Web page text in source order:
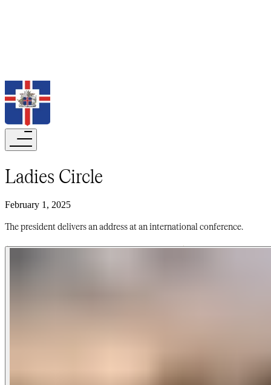
Ladies Circle​​​​‌ ‍ ​‍​‍‌‍ ‌ ​‍‌‍‍‌‌‍‌ ‌‍‍‌‌‍ ‍​‍​‍​ ‍‍​‍​‍‌ ​ ‌‍​‌‌‍ ‍‌‍‍‌‌ ‌​‌ ‍‌​‍ ‍‌‍‍‌‌‍ ​‍​‍​‍ ​​‍​‍‌‍‍​‌ ​‍‌‍‌‌‌‍‌‍​‍​‍​ ‍‍​‍​‍‌‍‍​‌ ‌​‌ ‌​‌ ​​‌ ​ ​‍ ​‍ ‌‍‌‍‌‍ ‌ ​‍‌ ​ ‌‍‌‌‌ ‌​‌‍‍‌​‍ ‌‌‍‍‌‌ ​ ‌‍ ​‌‍​‌‌‍ ‍‌‍‌​‌ ​ ​‍ ‍‌ ‌‍‌‍‌‌‌ ​‍‌‍​ ‌‍‌‌‌‍ ​​‍ ‍‌‍​‌‌ ​​‌ ​​​‍ ‌ ​ ‌ ‌​‌ ‌‌‌‍‌​‌‍‍‌‌‍ ​‍ ‌‍‍‌‌‍ ‍‌ ‌​‌‍‌‌‌‍ ‍‌ ‌​​‍ ‌‍‌‌‌‍‌​‌‍‍‌‌ ‌​​‍ ‌‍ ‌‌‍ ‌‍‌​‌‍‌‌​ ‌‌ ​​‌ ​‍‌‍‌‌‌ ​ ‌‍‌‌‌‍ ‍‌ ‌​‌‍​‌‌ ‌​‌‍‍‌‌‍ ‌‍ ‍​ ‍ ‌‍‍‌‌‍‌​​ ‌​ ‌‍​ ‍‌​ ‍​​ ​‍​ ​ ​ ‌‌​ ‍​​ ‌​​‍ ‌‌‍​‍​ ‌‌​ ‌​​ ‌ ​‍ ‌​ ‌​‌‍​‌‌‍​‍​ ‍‌​‍ ‌‌‍​‌​ ‍‌​ ‍​​ ‍​​‍ ‌‌‍​‍​ ‌‍​ ​‌​ ​‍​ ‌‍​ ‍​​ ‍​‌‍‌‌​ ​ ​ ​‍‌‍​‌‌‍‌‍​ ‍ ‌ ‌​‌ ‍‌‌ ​​‌‍‌‌​ ‌‌‍ ‍‌‍‌‌‌ ‌ ‌ ​ ​ ‍ ‌ ​​‌‍​‌‌ ‌​‌‍‍​​ ‌‌ ‌​‌‍‍‌‌ ‌​‌‍ ​‌‍‌‌​ ‌‍​‍‌‍​‌‌ ​ ‌‍‌‌‌‌‌‌‌ ​‍‌‍ ​​ ‌‌‍‍​‌ ‌​‌ ‌​‌ ​​‌ ​ ​‍‌‌​ ​‍‌​‌‍​‍‌‌​ ​‍‌​‌‍‌‍‌‍‌‍ ‌ ​‍‌ ​ ‌‍‌‌‌ ‌​‌‍‍‌​‍ ‌‌‍‍‌‌ ​ ‌‍ ​‌‍​‌‌‍ ‍‌‍‌​‌ ​ ​‍ ‍‌ ‌‍‌‍‌‌‌ ​‍‌‍​ ‌‍‌‌‌‍ ​​‍ ‍‌‍​‌‌ ​​‌ ​​​‍‌‌​ ​‍‌​‌‍‌ ​ ‌ ‌​‌ ‌‌‌‍‌​‌‍‍‌‌‍ ​‍‌‍‌‍‍‌‌‍‌​​ ‌​ ‌‍​ ‍‌​ ‍​​ ​‍​ ​ ​ ‌‌​ ‍​​ ‌​​‍ ‌‌‍​‍​ ‌‌​ ‌​​ ‌ ​‍ ‌​ ‌​‌‍​‌‌‍​‍​ ‍‌​‍ ‌‌‍​‌​ ‍‌​ ‍​​ ‍​​‍ ‌‌‍​‍​ ‌‍​ ​‌​ ​‍​ ‌‍​ ‍​​ ‍​‌‍‌‌​ ​ ​ ​‍‌‍​‌‌‍‌‍​‍‌‍‌ ‌​‌ ‍‌‌ ​​‌‍‌‌​ ‌‌‍ ‍‌‍‌‌‌ ‌ ‌ ​ ​‍‌‍‌ ​​‌‍​‌‌ ‌​‌‍‍​​ ‌‌ ‌​‌‍‍‌‌ ‌​‌‍ ​‌‍‌‌​‍‌‍‌ ​​‌‍‌‌‌ ​‍‌ ​ ‌ ​​‌‍‌‌‌‍​ ‌ ‌​‌‍‍‌‌ ‌‍‌‍‌‌​ ‌‌ ​​‌ ‌‌‌‍​‍‌‍ ​‌‍‍‌‌ ​ ‌‍‍​‌‍‌‌‌‍‌​​‍​‍‌ ‌
February 1, 2025
The president delivers an address at an international conference.​​​​‌ ‍ ​‍​‍‌‍ ‌ ​‍‌‍‍‌‌‍‌ ‌‍‍‌‌‍ ‍​‍​‍​ ‍‍​‍​‍‌ ​ ‌‍​‌‌‍ ‍‌‍‍‌‌ ‌​‌ ‍‌​‍ ‍‌‍‍‌‌‍ ​‍​‍​‍ ​​‍​‍‌‍‍​‌ ​‍‌‍‌‌‌‍‌‍​‍​‍​ ‍‍​‍​‍‌‍‍​‌ ‌​‌ ‌​‌ ​​‌ ​ ​‍ ​‍ ‌‍‌‍‌‍ ‌ ​‍‌ ​ ‌‍‌‌‌ ‌​‌‍‍‌​‍ ‌‌‍‍‌‌ ​ ‌‍ ​‌‍​‌‌‍ ‍‌‍‌​‌ ​ ​‍ ‍‌ ‌‍‌‍‌‌‌ ​‍‌‍​ ‌‍‌‌‌‍ ​​‍ ‍‌‍​‌‌ ​​‌ ​​​‍ ‌ ​ ‌ ‌​‌ ‌‌‌‍‌​‌‍‍‌‌‍ ​‍ ‌‍‍‌‌‍ ‍‌ ‌​‌‍‌‌‌‍ ‍‌ ‌​​‍ ‌‍‌‌‌‍‌​‌‍‍‌‌ ‌​​‍ ‌‍ ‌‌‍ ‌‍‌​‌‍‌‌​ ‌‌ ​​‌ ​‍‌‍‌‌‌ ​ ‌‍‌‌‌‍ ‍‌ ‌​‌‍​‌‌ ‌​‌‍‍‌‌‍ ‌‍ ‍​ ‍ ‌‍‍‌‌‍‌​​ ‌​ ‌‍​ ‍‌​ ‍​​ ​‍​ ​ ​ ‌‌​ ‍​​ ‌​​‍ ‌‌‍​‍​ ‌‌​ ‌​​ ‌ ​‍ ‌​ ‌​‌‍​‌‌‍​‍​ ‍‌​‍ ‌‌‍​‌​ ‍‌​ ‍​​ ‍​​‍ ‌‌‍​‍​ ‌‍​ ​‌​ ​‍​ ‌‍​ ‍​​ ‍​‌‍‌‌​ ​ ​ ​‍‌‍​‌‌‍‌‍​ ‍ ‌ ‌​‌ ‍‌‌ ​​‌‍‌‌​ ‌‌‍ ‍‌‍‌‌‌ ‌ ‌ ​ ​ ‍ ‌ ​​‌‍​‌‌ ‌​‌‍‍​​ ‌‌‍‌​‌‍‌‌‌ ​ ‌‍​ ‌ ​‍‌‍‍‌‌ ​​‌ ‌​‌‍‍‌‌‍ ‌‍ ‍​ ‌‍​‍‌‍​‌‌ ​ ‌‍‌‌‌‌‌‌‌ ​‍‌‍ ​​ ‌‌‍‍​‌ ‌​‌ ‌​‌ ​​‌ ​ ​‍‌‌​ ​‍‌​‌‍​‍‌‌​ ​‍‌​‌‍‌‍‌‍‌‍ ‌ ​‍‌ ​ ‌‍‌‌‌ ‌​‌‍‍‌​‍ ‌‌‍‍‌‌ ​ ‌‍ ​‌‍​‌‌‍ ‍‌‍‌​‌ ​ ​‍ ‍‌ ‌‍‌‍‌‌‌ ​‍‌‍​ ‌‍‌‌‌‍ ​​‍ ‍‌‍​‌‌ ​​‌ ​​​‍‌‌​ ​‍‌​‌‍‌ ​ ‌ ‌​‌ ‌‌‌‍‌​‌‍‍‌‌‍ ​‍‌‍‌‍‍‌‌‍‌​​ ‌​ ‌‍​ ‍‌​ ‍​​ ​‍​ ​ ​ ‌‌​ ‍​​ ‌​​‍ ‌‌‍​‍​ ‌‌​ ‌​​ ‌ ​‍ ‌​ ‌​‌‍​‌‌‍​‍​ ‍‌​‍ ‌‌‍​‌​ ‍‌​ ‍​​ ‍​​‍ ‌‌‍​‍​ ‌‍​ ​‌​ ​‍​ ‌‍​ ‍​​ ‍​‌‍‌‌​ ​ ​ ​‍‌‍​‌‌‍‌‍​‍‌‍‌ ‌​‌ ‍‌‌ ​​‌‍‌‌​ ‌‌‍ ‍‌‍‌‌‌ ‌ ‌ ​ ​‍‌‍‌ ​​‌‍​‌‌ ‌​‌‍‍​​ ‌‌‍‌​‌‍‌‌‌ ​ ‌‍​ ‌ ​‍‌‍‍‌‌ ​​‌ ‌​‌‍‍‌‌‍ ‌‍ ‍​‍‌‍‌ ​​‌‍‌‌‌ ​‍‌ ​ ‌ ​​‌‍‌‌‌‍​ ‌ ‌​‌‍‍‌‌ ‌‍‌‍‌‌​ ‌‌ ​​‌ ‌‌‌‍​‍‌‍ ​‌‍‍‌‌ ​ ‌‍‍​‌‍‌‌‌‍‌​​‍​‍‌ ‌